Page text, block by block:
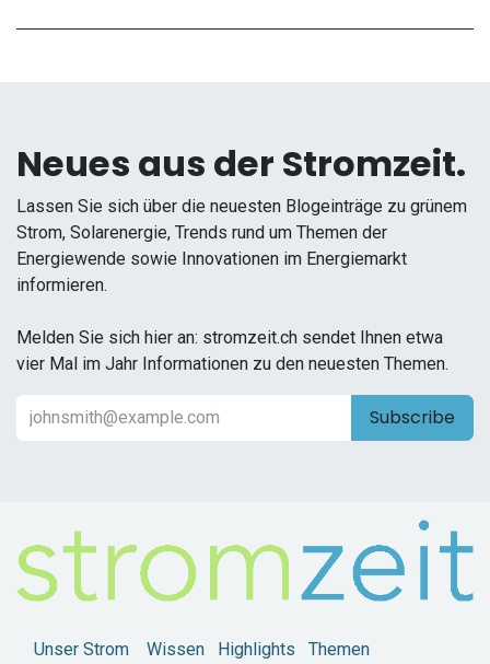
Neues aus der Stromzeit.
Lassen Sie sich über die neuesten Blogeinträge zu grünem
Strom, Solarenergie, Trends rund um Themen der
Energiewende sowie Innovationen im Energiemarkt
informieren.
Melden Sie sich hier an: stromzeit.ch sendet Ihnen etwa
vier Mal im Jahr Informationen zu den neuesten Themen.
Subscribe
Unser Strom Wissen Highlights Themen